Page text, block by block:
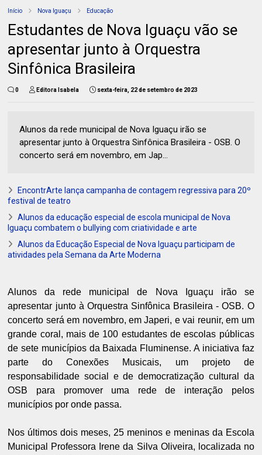
Início Nova Iguaçu Educação
Estudantes de Nova Iguaçu vão se
apresentar junto à Orquestra
Sinfônica Brasileira
0 Editora Isabela sexta-feira, 22 de setembro de 2023
Alunos da rede municipal de Nova Iguaçu irão se
apresentar junto à Orquestra Sinfônica Brasileira - OSB. O
concerto será em novembro, em Jap...
EncontrArte lança campanha de contagem regressiva para 20º
festival de teatro
Alunos da educação especial de escola municipal de Nova
Iguaçu combatem o bullying com criatividade e arte
Alunos da Educação Especial de Nova Iguaçu participam de
atividades pela Semana da Arte Moderna
Alunos da rede municipal de Nova Iguaçu irão se
apresentar junto à Orquestra Sinfônica Brasileira - OSB. O
concerto será em novembro, em Japeri, e vai reunir, em um
grande coral, mais de 100 estudantes de escolas públicas
de sete municípios da Baixada Fluminense. A iniciativa faz
parte do Conexões Musicais, um projeto de
responsabilidade social e de democratização cultural da
OSB para promover uma rede de interação pelos
municípios por onde passa.
Nos últimos dois meses, 25 meninos e meninas da Escola
Municipal Professora Irene da Silva Oliveira, localizada no